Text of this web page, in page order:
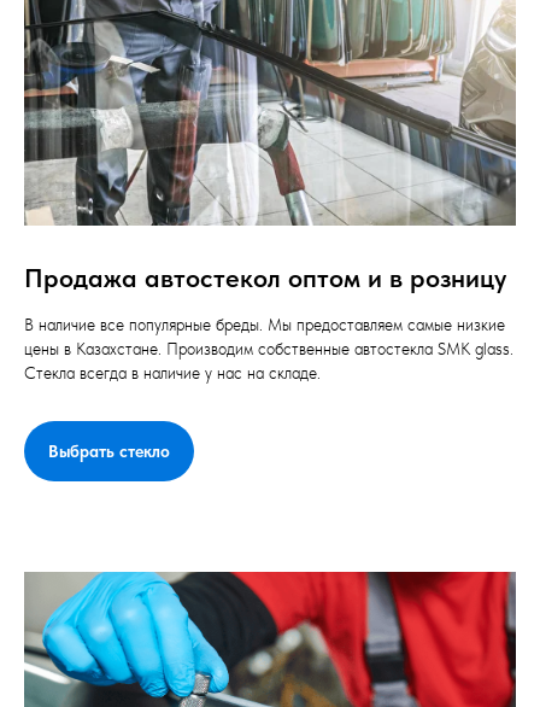
Продажа автостекол оптом и в розницу
В наличие все популярные бреды. Мы предоставляем самые низкие
цены в Казахстане. Производим собственные автостекла SMK glass.
Стекла всегда в наличие у нас на складе.
Выбрать стекло